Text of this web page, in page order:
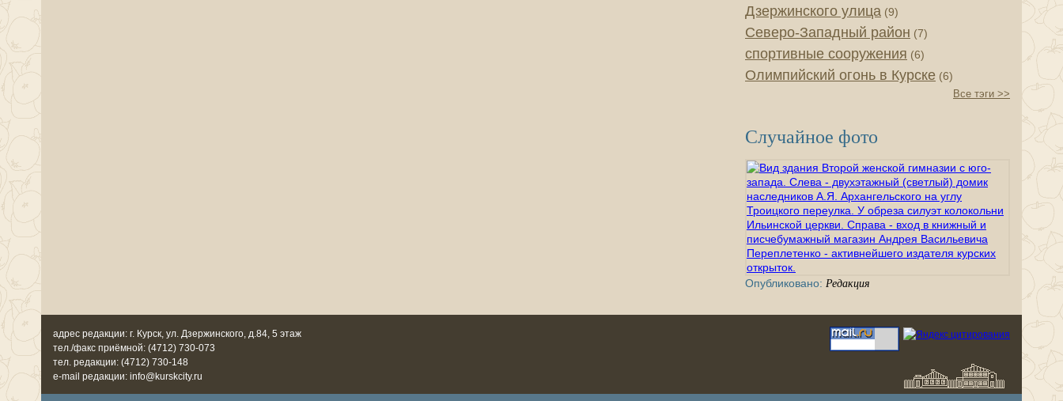
Дзержинского улица (9)
Северо-Западный район (7)
спортивные сооружения (6)
Олимпийский огонь в Курске (6)
Все тэги >>
Случайное фото
Опубликовано: Редакция
адрес редакции: г. Курск, ул. Дзержинского, д.84, 5 этаж
тел./факс приёмной: (4712) 730-073
тел. редакции: (4712) 730-148
e-mail редакции: info@kurskcity.ru